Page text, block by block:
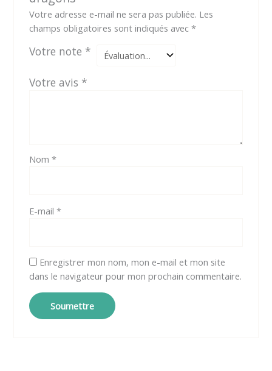
Votre adresse e-mail ne sera pas publiée. Les
champs obligatoires sont indiqués avec *
Votre note *
Votre avis *
Nom *
E-mail *
Enregistrer mon nom, mon e-mail et mon site
dans le navigateur pour mon prochain commentaire.